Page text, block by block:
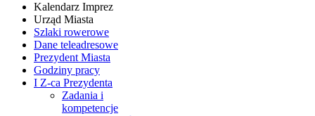
Kalendarz Imprez
Urząd Miasta
Szlaki rowerowe
Dane teleadresowe
Prezydent Miasta
Godziny pracy
I Z-ca Prezydenta
Zadania i
kompetencje